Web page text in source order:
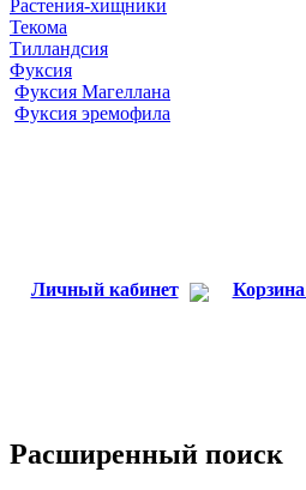
Растения-хищники
Текома
Тилландсия
Фуксия
Фуксия Магеллана
Фуксия эремофила
Личный кабинет Корзина
Расширенный поиск